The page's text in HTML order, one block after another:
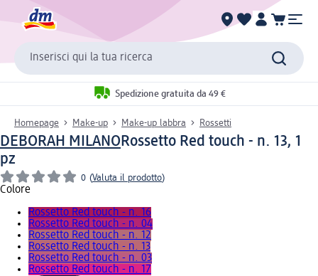
Inserisci qui la tua ricerca
Spedizione gratuita da 49 €
Homepage Make-up Make-up labbra Rossetti
DEBORAH MILANORossetto Red touch - n. 13, 1
pz
0 (Valuta il prodotto)
Colore
Rossetto Red touch - n. 16
Rossetto Red touch - n. 04
Rossetto Red touch - n. 12
Rossetto Red touch - n. 13
Rossetto Red touch - n. 03
Rossetto Red touch - n. 17